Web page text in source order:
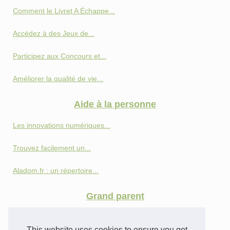
Comment le Livret A Échappe...
Accédez à des Jeux de...
Participez aux Concours et...
Améliorer la qualité de vie...
Aide à la personne
Les innovations numériques...
Trouvez facilement un...
Aladom.fr : un répertoire...
Grand parent